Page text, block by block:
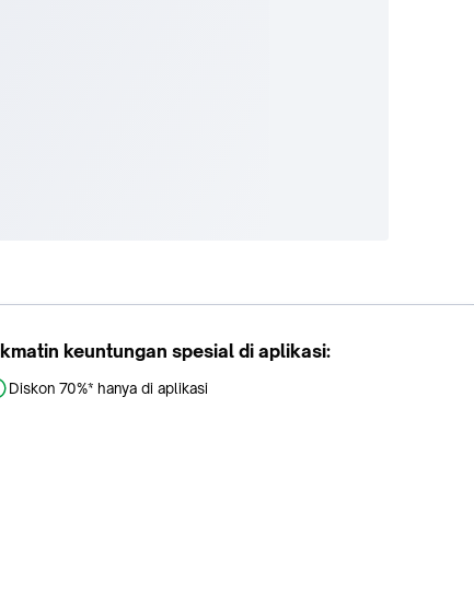
keuntungan spesial di aplikasi:
Diskon 70%* hanya di aplikasi